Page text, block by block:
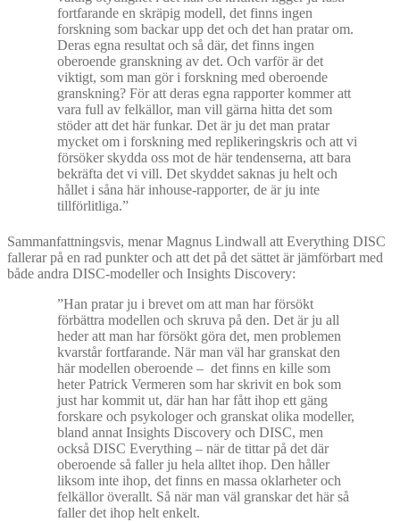
fortfarande en skräpig modell, det finns ingen
forskning som backar upp det och det han pratar om.
Deras egna resultat och så där, det finns ingen
oberoende granskning av det. Och varför är det
viktigt, som man gör i forskning med oberoende
granskning? För att deras egna rapporter kommer att
vara full av felkällor, man vill gärna hitta det som
stöder att det här funkar. Det är ju det man pratar
mycket om i forskning med replikeringskris och att vi
försöker skydda oss mot de här tendenserna, att bara
bekräfta det vi vill. Det skyddet saknas ju helt och
hållet i såna här inhouse-rapporter, de är ju inte
tillförlitliga.”
Sammanfattningsvis, menar Magnus Lindwall att Everything DISC
fallerar på en rad punkter och att det på det sättet är jämförbart med
både andra DISC-modeller och Insights Discovery:
”Han pratar ju i brevet om att man har försökt
förbättra modellen och skruva på den. Det är ju all
heder att man har försökt göra det, men problemen
kvarstår fortfarande. När man väl har granskat den
här modellen oberoende – det finns en kille som
heter Patrick Vermeren som har skrivit en bok som
just har kommit ut, där han har fått ihop ett gäng
forskare och psykologer och granskat olika modeller,
bland annat Insights Discovery och DISC, men
också DISC Everything – när de tittar på det där
oberoende så faller ju hela alltet ihop. Den håller
liksom inte ihop, det finns en massa oklarheter och
felkällor överallt. Så när man väl granskar det här så
faller det ihop helt enkelt.